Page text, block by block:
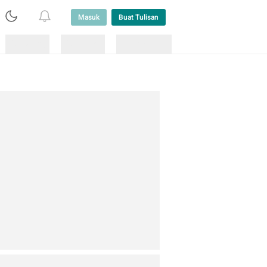
Masuk Buat Tulisan